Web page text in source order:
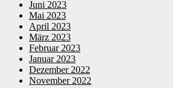
Juni 2023
Mai 2023
April 2023
März 2023
Februar 2023
Januar 2023
Dezember 2022
November 2022